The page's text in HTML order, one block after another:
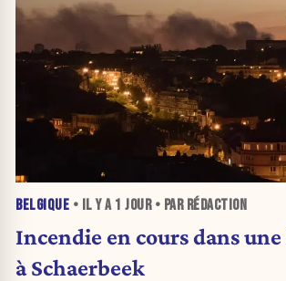
BELGIQUE • IL Y A 1 JOUR• PAR RÉDACTION
Incendie en cours dans
à Schaerbeek